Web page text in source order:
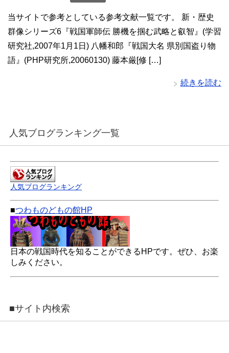
当サイトで参考としている参考文献一覧です。 新・歴史
群像シリーズ6『戦国軍師伝 勝機を掴む武略と叡智』(学習
研究社,2007年1月1日) 八幡和郎『戦国大名 県別国盗り物
語』(PHP研究所,20060130) 藤本厳[修 […]
続きを読む
人気ブログランキング一覧
人気ブログランキング
■つわものどもの館HP
日本の戦国時代を知ることができるHPです。ぜひ、お楽
しみください。
■サイト内検索